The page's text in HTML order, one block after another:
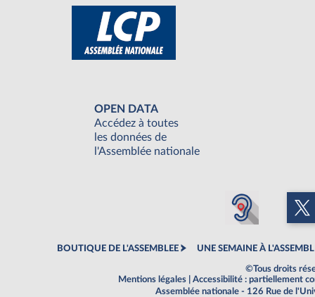
OPEN DATA
Accédez à toutes
les données de
l'Assemblée nationale
BOUTIQUE DE L'ASSEMBLEE UNE SEMAINE À
©Tous droits
Mentions légales
Accessibilité : partiellement
Assemblée nationale - 126 Rue de